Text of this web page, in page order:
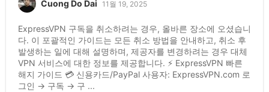
Cuong Do Dai 11월 19, 2025
ExpressVPN 구독을 취소하려는 경우, 올바른 장소에 오셨습니
다. 이 포괄적인 가이드는 모든 취소 방법을 안내하고, 취소 후
발생하는 일에 대해 설명하며, 제공자를 변경하려는 경우 대체
VPN 서비스에 대한 정보를 제공합니다. ⚡ ExpressVPN 빠른
해지 가이드 💳 신용카드/PayPal 사용자: ExpressVPN.com 로
그인 → 구독 → 구 ...